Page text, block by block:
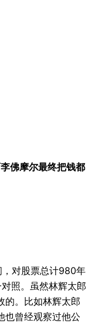
佛摩尔最终把钱都
，对股票总计980年
照。虽然林辉太郎
的。比如林辉太郎
也曾经观察过他公